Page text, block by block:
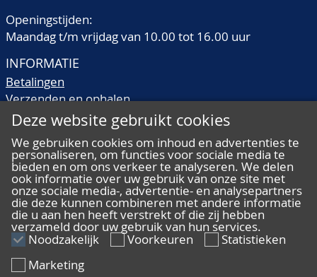
Openingstijden:
Maandag t/m vrijdag van 10.00 tot 16.00 uur
INFORMATIE
Betalingen
Verzenden en ophalen
Veilingtermen
Kwaliteitsomschrijvingen
Veelgestelde vragen
ALGEMEEN
Algemene voorwaarden
Deze website gebruikt cookies
We gebruiken cookies om inhoud en advertenties te
personaliseren, om functies voor sociale media te
bieden en om ons verkeer te analyseren. We delen
ook informatie over uw gebruik van onze site met
onze sociale media-, advertentie- en analysepartners
die deze kunnen combineren met andere informatie
die u aan hen heeft verstrekt of die zij hebben
verzameld door uw gebruik van hun services.
Noodzakelijk Voorkeuren
Statistieken
Marketing